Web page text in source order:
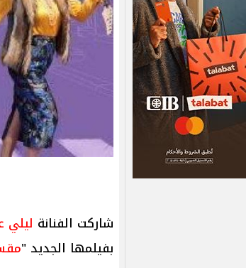
شاركت الفنانة ليلي
بفيلمها الجديد "